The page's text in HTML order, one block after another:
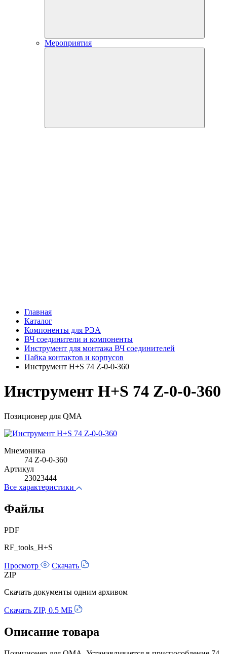
Мероприятия
Главная
Каталог
Компоненты для РЭА
ВЧ соединители и компоненты
Инструмент для монтажа ВЧ соединителей
Пайка контактов и корпусов
Инструмент H+S 74 Z-0-0-360
Инструмент H+S 74 Z-0-0-360
Позиционер для QMA
Мнемоника
74 Z-0-0-360
Артикул
23023444
Все характеристики
Файлы
PDF
RF_tools_H+S
Просмотр
Скачать
ZIP
Скачать документы одним архивом
Скачать ZIP, 0.5 МБ
Описание товара